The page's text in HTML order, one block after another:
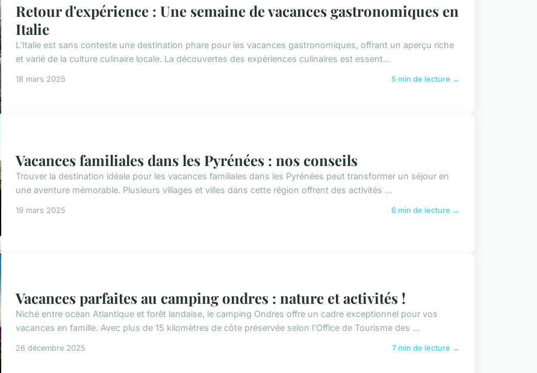
Retour d'expérience : Une semaine de vacances gastronomiques en
Italie
L'Italie est sans conteste une destination phare pour les vacances gastronomiques, offrant un aperçu riche
et varié de la culture culinaire locale. La découvertes des expériences culinaires est essent...
18 mars 2025 5 min de lecture →
Vacances familiales dans les Pyrénées : nos conseils
Trouver la destination idéale pour les vacances familiales dans les Pyrénées peut transformer un séjour en
une aventure mémorable. Plusieurs villages et villes dans cette région offrent des activités ...
19 mars 2025 6 min de lecture →
Vacances parfaites au camping ondres : nature et activités !
Niché entre océan Atlantique et forêt landaise, le camping Ondres offre un cadre exceptionnel pour vos
vacances en famille. Avec plus de 15 kilomètres de côte préservée selon l'Office de Tourisme des ...
26 décembre 2025 7 min de lecture →